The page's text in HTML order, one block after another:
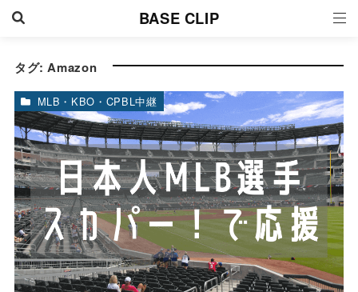
BASE CLIP
タグ:Amazon
MLB・KBO・CPBL中継